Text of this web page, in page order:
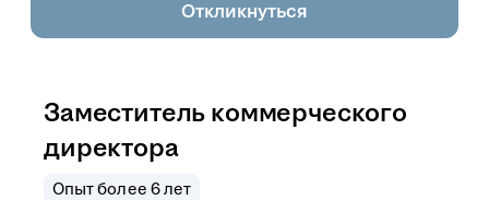
Откликнуться
Заместитель коммерческого
директора
Опыт более 6 лет